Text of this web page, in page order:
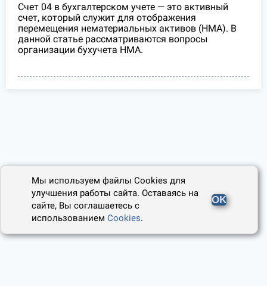
Счет 04 в бухгалтерском учете — это активный
счет, который служит для отображения
перемещения нематериальных активов (НМА). В
данной статье рассматриваются вопросы
организации бухучета НМА.
Мы используем файлы Cookies для
улучшения работы сайта. Оставаясь на
сайте, Вы соглашаетесь с
использованиемCookies.
OK